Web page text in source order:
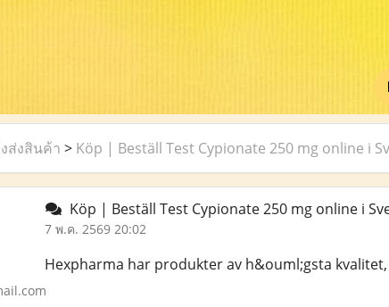
ส่งสินค้า > Köp | Beställ Test Cypionate 250 mg online i
Köp | Beställ Test Cypionate 250 mg online i
7 พ.ค. 2569 20:02
Hexpharma har produkter av h&ouml;gsta